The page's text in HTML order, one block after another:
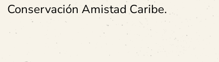
Conservación Amistad Caribe.